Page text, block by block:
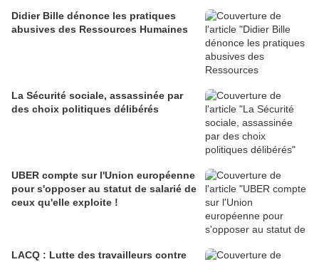
Didier Bille dénonce les pratiques
abusives des Ressources Humaines
La Sécurité sociale, assassinée par
des choix politiques délibérés
UBER compte sur l'Union européenne
pour s'opposer au statut de salarié de
ceux qu'elle exploite !
LACQ : Lutte des travailleurs contre